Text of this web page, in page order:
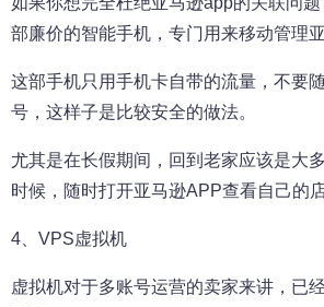
部廉价的智能手机，专门用来移动管理亚
这部手机只用手机卡自带的流量，不要
号，这样子是比较安全的做法。
尤其是在长假期间，回到老家应该是大
时候，随时打开亚马逊APP查看自己的
4、VPS虚拟机
虚拟机对于多账号运营的卖家来讲，已